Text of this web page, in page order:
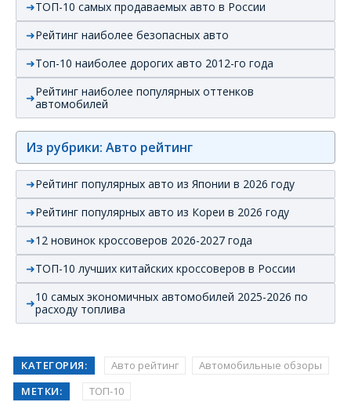
ТОП-10 самых продаваемых авто в России
Рейтинг наиболее безопасных авто
Топ-10 наиболее дорогих авто 2012-го года
Рейтинг наиболее популярных оттенков
автомобилей
Из рубрики: Авто рейтинг
Рейтинг популярных авто из Японии в 2026 году
Рейтинг популярных авто из Кореи в 2026 году
12 новинок кроссоверов 2026-2027 года
ТОП-10 лучших китайских кроссоверов в России
10 самых экономичных автомобилей 2025-2026 по
расходу топлива
КАТЕГОРИЯ: Авто рейтинг
Автомобильные обзоры
МЕТКИ:
ТОП-10